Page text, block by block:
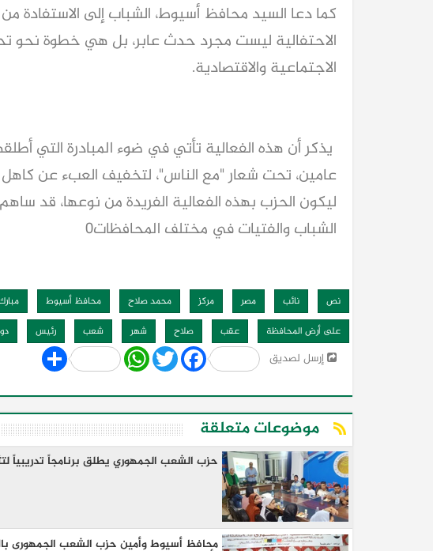
كما دعا السيد محافظ أسيوط، الشباب إلى الاستفادة
الاحتفالية ليست مجرد حدث عابر، بل هي خطوة نحو
الاجتماعية والاقتصادية.
يذكر أن هذه الفعالية تأتي في ضوء المبادرة التي
عامين، تحت شعار "مع الناس"، لتخفيف العبء عن
ليكون الحزب بهذه الفعالية الفريدة من نوعها، قد
الشباب والفتيات في مختلف المحافظات٠
نص نائب مصر مركز محمد صلاح محافظ أسيوط
على أرض المحافظة
عقب صلاح شهر شعب رئيس
إرسل لصديق Share WhatsApp
Twitter Facebook
موضوعات متعلقة
حزب الشعب الجمهوري يطلق برنامجاً تدريبياً
محافظ أسيوط وأمين حزب الشعب الجمهورى